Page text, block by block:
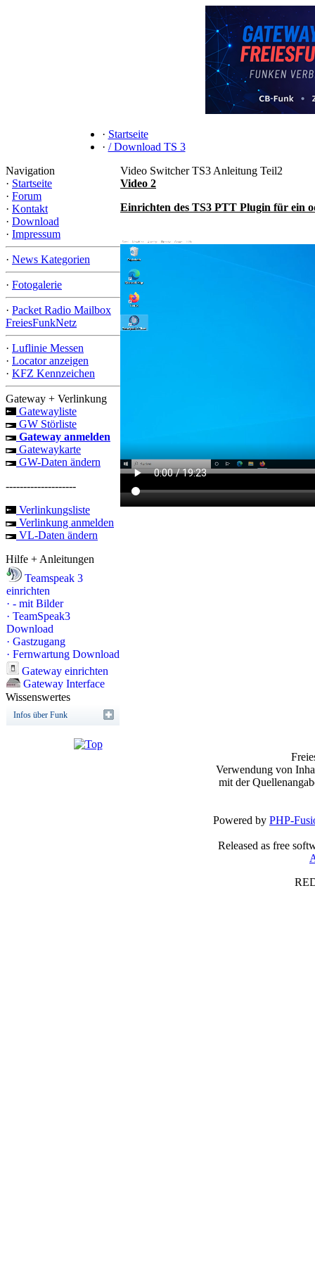
· Startseite
· / Download TS 3
Navigation
· Startseite
· Forum
· Kontakt
· Download
· Impressum
· News Kategorien
· Fotogalerie
· Packet Radio Mailbox
FreiesFunkNetz
· Luflinie Messen
· Locator anzeigen
· KFZ Kennzeichen
Gateway + Verlinkung
Gatewayliste
GW Störliste
Gateway anmelden
Gatewaykarte
GW-Daten ändern
--------------------
Verlinkungsliste
Verlinkung anmelden
VL-Daten ändern
Hilfe + Anleitungen
Teamspeak 3
einrichten
· - mit Bilder
· TeamSpeak3
Download
· Gastzugang
· Fernwartung Download
Gateway einrichten
Gateway Interface
Wissenswertes
Infos über Funk
Video Switcher TS3 Anleitung Teil2
Video 2
Einrichten des TS3 PTT Plugin für ein
Verwendung von
mit der
Powered by PHP-
Released as free